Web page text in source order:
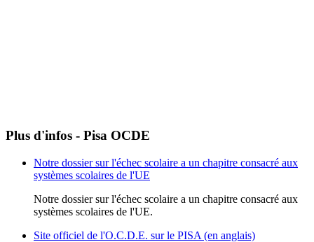
Plus d'infos - Pisa OCDE
Notre dossier sur l'échec scolaire a un chapitre consacré aux
systèmes scolaires de l'UE
Notre dossier sur l'échec scolaire a un chapitre consacré aux
systèmes scolaires de l'UE.
Site officiel de l'O.C.D.E. sur le PISA (en anglais)